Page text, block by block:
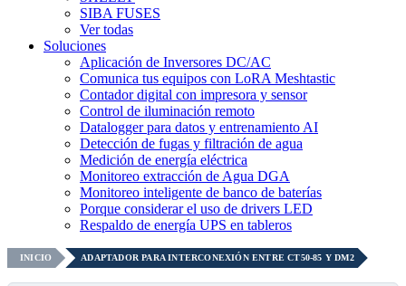
SIBA FUSES
Ver todas
Soluciones
Aplicación de Inversores DC/AC
Comunica tus equipos con LoRA Meshtastic
Contador digital con impresora y sensor
Control de iluminación remoto
Datalogger para datos y entrenamiento AI
Detección de fugas y filtración de agua
Medición de energía eléctrica
Monitoreo extracción de Agua DGA
Monitoreo inteligente de banco de baterías
Porque considerar el uso de drivers LED
Respaldo de energía UPS en tableros
INICIO ADAPTADOR PARA INTERCONEXIÓN ENTRE CT50-85 Y DM2